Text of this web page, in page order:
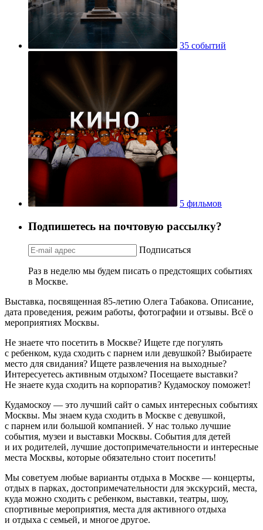
35 событий
5 фильмов
Подпишетесь на почтовую рассылку?
Подписаться
Раз в неделю мы будем писать о предстоящих событиях
в Москве.
Выставка, посвященная 85-летию Олега Табакова. Описание,
дата проведения, режим работы, фотографии и отзывы. Всё о
мероприятиях Москвы.
Не знаете что посетить в Москве? Ищете где погулять
с ребенком, куда сходить с парнем или девушкой? Выбираете
место для свидания? Ищете развлечения на выходные?
Интересуетесь активным отдыхом? Посещаете выставки?
Не знаете куда сходить на корпоратив? Кудамоскоу поможет!
Кудамоскоу — это лучший сайт о самых интересных событиях
Москвы. Мы знаем куда сходить в Москве с девушкой,
с парнем или большой компанией. У нас только лучшие
события, музеи и выставки Москвы. События для детей
и их родителей, лучшие достопримечательности и интересные
места Москвы, которые обязательно стоит посетить!
Мы советуем любые варианты отдыха в Москве — концерты,
отдых в парках, достопримечательности для экскурсий, места,
куда можно сходить с ребенком, выставки, театры, шоу,
спортивные мероприятия, места для активного отдыха
и отдыха с семьей, и многое другое.